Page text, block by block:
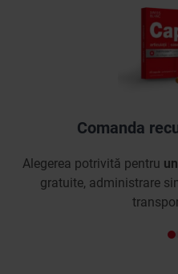
Comanda
Alegerea potrivită pentru
gratuite, administrare